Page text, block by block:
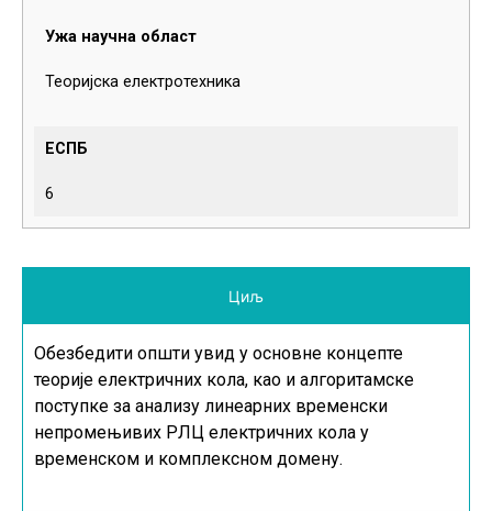
Ужа научна област
Теоријска електротехника
ЕСПБ
6
Циљ
Обезбедити општи увид у основне концепте
теорије електричних кола, као и алгоритамске
поступке за анализу линеарних временски
непромењивих РЛЦ електричних кола у
временском и комплексном домену.